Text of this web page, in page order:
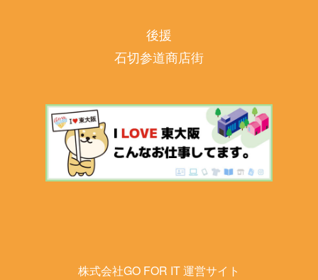
後援
石切参道商店街
株式会社GO FOR IT 運営サイト